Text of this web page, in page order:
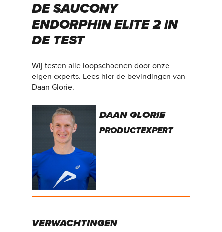
DE SAUCONY
ENDORPHIN ELITE 2 IN
DE TEST
Wij testen alle loopschoenen door onze
eigen experts. Lees hier de bevindingen van
Daan Glorie.
DAAN GLORIE
PRODUCTEXPERT
VERWACHTINGEN